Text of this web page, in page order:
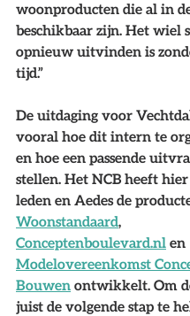
woonproducten die al in
beschikbaar zijn. Het wiel
opnieuw uitvinden is
tijd.”
De uitdaging voor
vooral hoe dit intern te
en hoe een passende
stellen. Het NCB heeft
leden en Aedes de
Woonstandaard,
Conceptenboulevard.nl en
Modelovereenkomst
Bouwen ontwikkelt. Om
juist de volgende stap te